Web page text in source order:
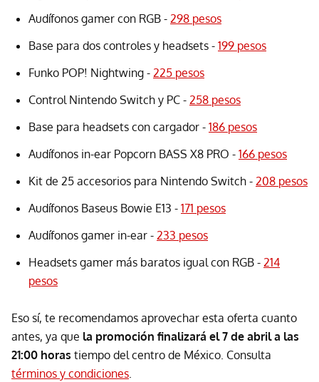
Audífonos gamer con RGB - 298 pesos
Base para dos controles y headsets - 199 pesos
Funko POP! Nightwing - 225 pesos
Control Nintendo Switch y PC - 258 pesos
Base para headsets con cargador - 186 pesos
Audífonos in-ear Popcorn BASS X8 PRO - 166 pesos
Kit de 25 accesorios para Nintendo Switch - 208 pesos
Audífonos Baseus Bowie E13 - 171 pesos
Audífonos gamer in-ear - 233 pesos
Headsets gamer más baratos igual con RGB - 214
pesos
Eso sí, te recomendamos aprovechar esta oferta cuanto
antes, ya que la promoción finalizará el 7 de abril a las
21:00 horas tiempo del centro de México. Consulta
términos y condiciones.